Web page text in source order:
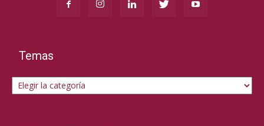
Temas
Temas